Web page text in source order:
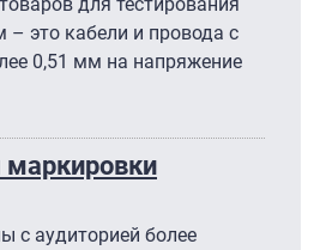
это кабели и провода с
0,51 мм на напряжение
маркировки
с аудиторией более